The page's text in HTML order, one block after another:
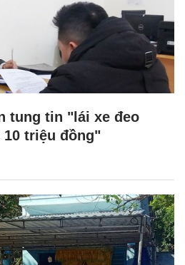
tung tin "lái xe đeo
10 triệu đồng"